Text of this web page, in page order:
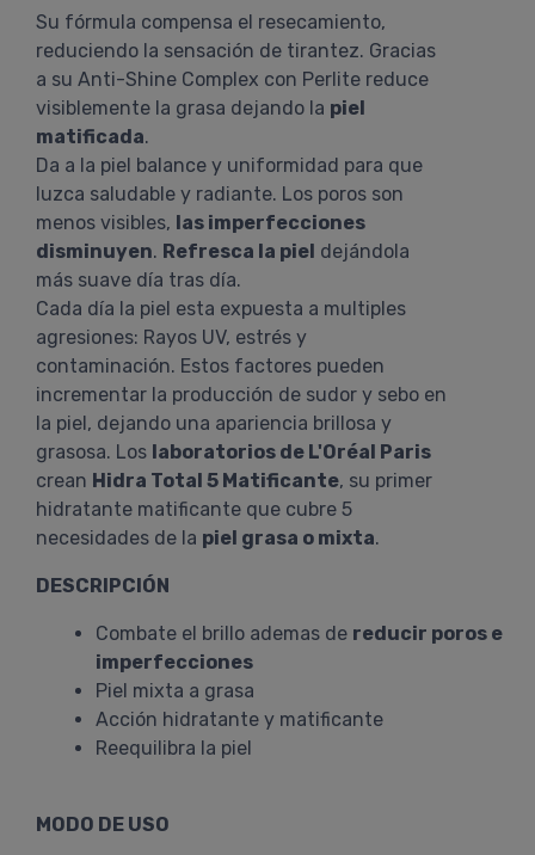
Su fórmula compensa el resecamiento,
reduciendo la sensación de tirantez. Gracias
a su Anti-Shine Complex con Perlite reduce
visiblemente la grasa dejando la piel
matificada.
Da a la piel balance y uniformidad para que
luzca saludable y radiante. Los poros son
menos visibles, las imperfecciones
disminuyen. Refresca la piel dejándola
más suave día tras día.
Cada día la piel esta expuesta a multiples
agresiones: Rayos UV, estrés y
contaminación. Estos factores pueden
incrementar la producción de sudor y sebo en
la piel, dejando una apariencia brillosa y
grasosa. Los laboratorios de L'Oréal Paris
crean Hidra Total 5 Matificante, su primer
hidratante matificante que cubre 5
necesidades de la piel grasa o mixta.
DESCRIPCIÓN
Combate el brillo ademas de reducir poros e
imperfecciones
Piel mixta a grasa
Acción hidratante y matificante
Reequilibra la piel
MODO DE USO